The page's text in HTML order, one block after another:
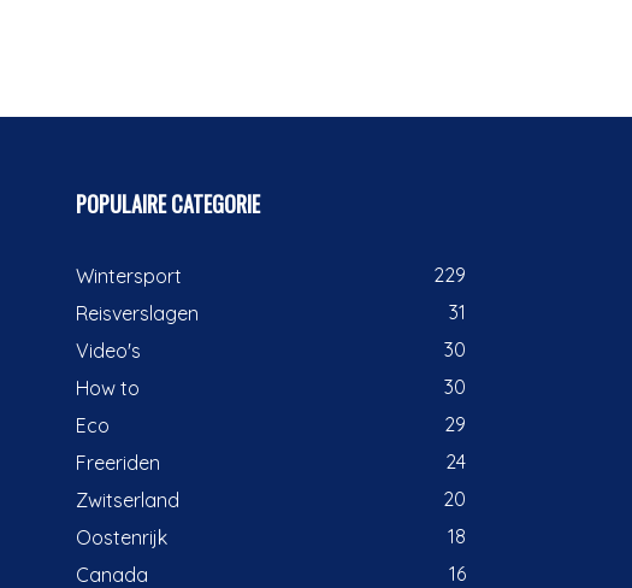
POPULAIRE CATEGORIE
Wintersport
229
Reisverslagen
31
Video's
30
How to
30
Eco
29
Freeriden
24
Zwitserland
20
Oostenrijk
18
Canada
16